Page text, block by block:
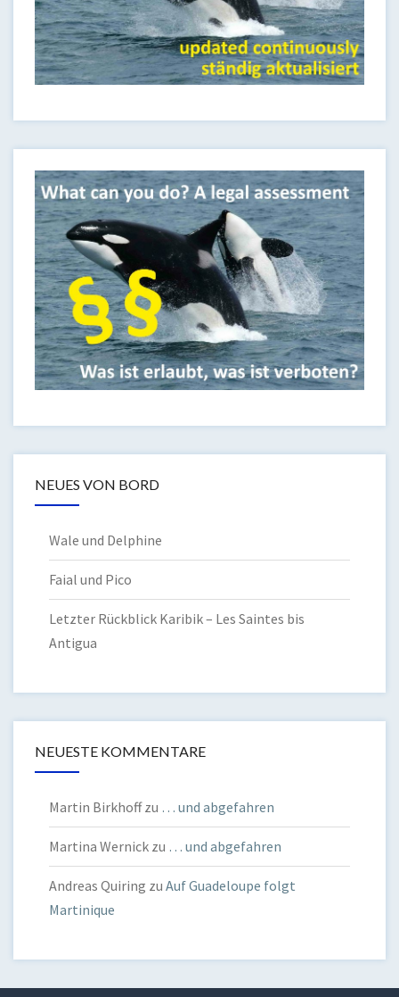
NEUES VON BORD
Wale und Delphine
Faial und Pico
Letzter Rückblick Karibik – Les Saintes bis
Antigua
NEUESTE KOMMENTARE
Martin Birkhoffzu … und abgefahren
Martina Wernick zu … und abgefahren
Andreas Quiring zu Auf Guadeloupe folgt
Martinique